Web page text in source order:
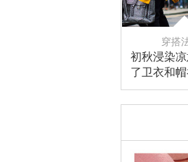
穿搭
初秋浸染凉
了卫衣和
时